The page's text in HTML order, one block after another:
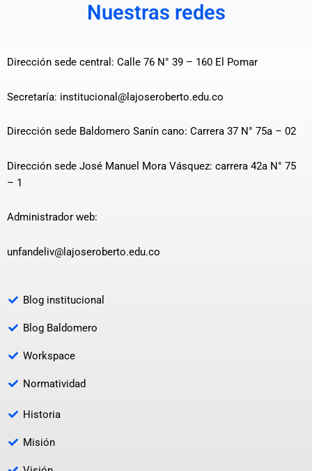
Nuestras redes
Dirección sede central: Calle 76 N° 39 – 160 El Pomar
Secretaría: institucional@lajoseroberto.edu.co
Dirección sede Baldomero Sanín cano: Carrera 37 N° 75a – 02
Dirección sede José Manuel Mora Vásquez: carrera 42a N° 75
– 1
Administrador web:
unfandeliv@lajoseroberto.edu.co
Blog institucional
Blog Baldomero
Workspace
Normatividad
Historia
Misión